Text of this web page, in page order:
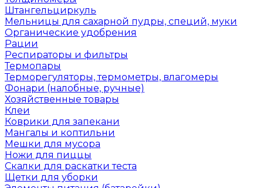
Штангельциркуль
Мельницы для сахарной пудры, специй, муки
Органические удобрения
Рации
Респираторы и фильтры
Термопары
Терморегуляторы, термометры, влагомеры
Фонари (налобные, ручные)
Хозяйственные товары
Клеи
Коврики для запекани
Мангалы и коптильни
Мешки для мусора
Ножи для пиццы
Скалки для раскатки теста
Щетки для уборки